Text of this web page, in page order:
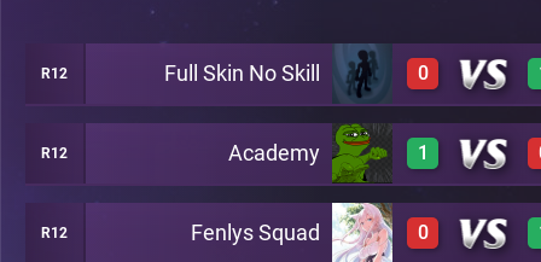
R12 Full Skin No Skill 0
0 A13
R12 Academy 1
3 A13
R12 Fenlys Squad 0